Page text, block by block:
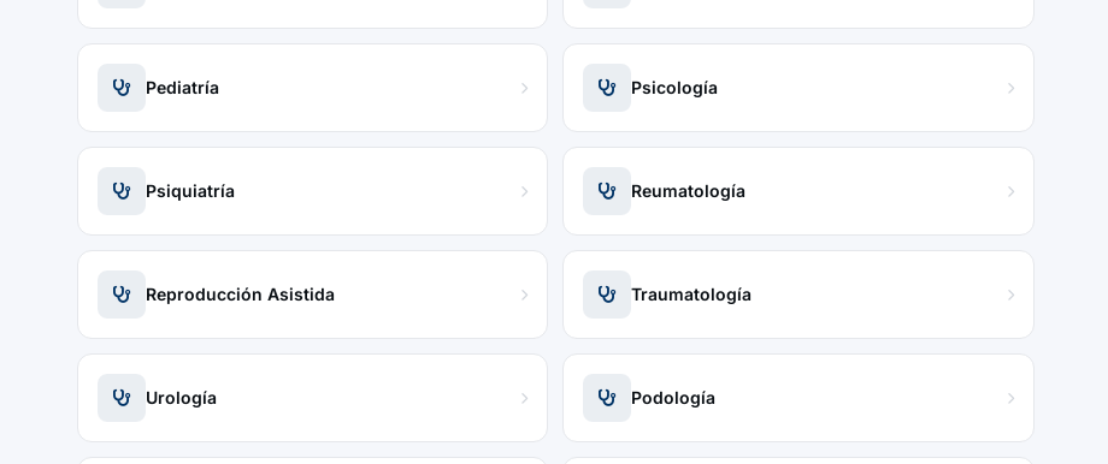
Pediatría Psicología
Psiquiatría Reumatología
Reproducción Asistida Traumatología
Urología Podología